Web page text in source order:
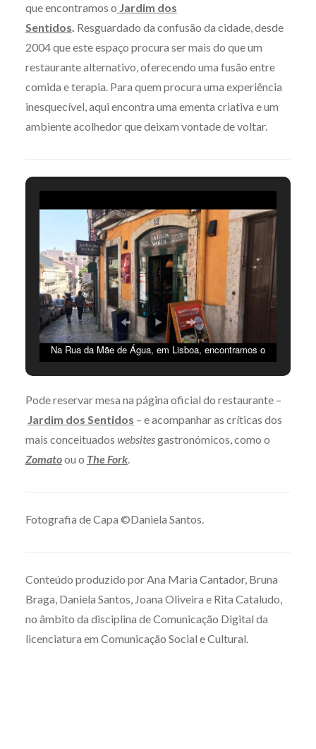
que encontramos o Jardim dos
Sentidos. Resguardado da confusão da cidade, desde
2004 que este espaço procura ser mais do que um
restaurante alternativo, oferecendo uma fusão entre
comida e terapia. Para quem procura uma experiência
inesquecível, aqui encontra uma ementa criativa e um
ambiente acolhedor que deixam vontade de voltar.
Na Rua da Mãe de Água, em Lisboa, encontramos o
produtos utilizados são selecionados em perfeita
harmonia com os valores de sustentabilidade ambiental e
social. ©Daniela Santos
Pode reservar mesa na página oficial do restaurante –
Jardim dos Sentidos – e acompanhar as críticas dos
mais conceituados websitesgastronómicos, como o
Zomatoou o The Fork.
Fotografia de Capa ©Daniela Santos.
Conteúdo produzido por Ana Maria Cantador, Bruna
Braga, Daniela Santos, Joana Oliveira e Rita Cataludo,
no âmbito da disciplina de Comunicação Digital da
licenciatura em Comunicação Social e Cultural.